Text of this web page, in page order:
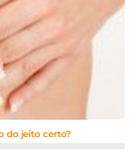
do jeito certo?